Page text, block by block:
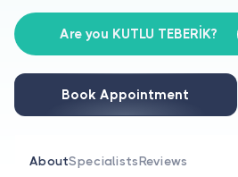
For Doctors
Are you a doctor?
Are you KUTLU TEBERİK?
Book Appointment
AboutSpecialistsReviews